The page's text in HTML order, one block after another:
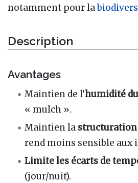
notamment pour la
Description
Avantages
Maintien de l’humidité
« mulch ».
Maintien la structuration
rend moins sensible aux
Limite les écarts de
(jour/nuit).